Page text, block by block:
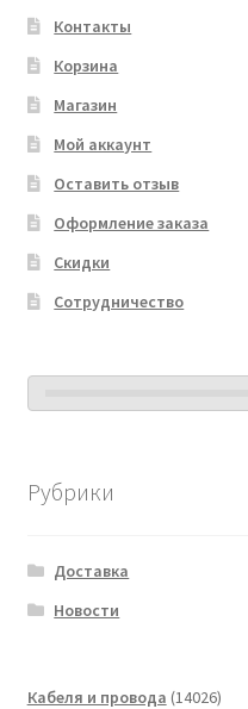
Контакты
Корзина
Магазин
Мой аккаунт
Оставить отзыв
Оформление заказа
Скидки
Сотрудничество
Рубрики
Доставка
Новости
Кабеля и провода 1402614026